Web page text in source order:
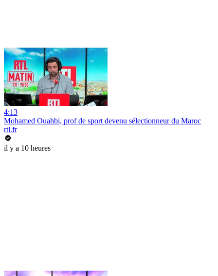
4:13
Mohamed Ouahbi, prof de sport devenu sélectionneur du Maroc
rtl.fr
il y a 10 heures